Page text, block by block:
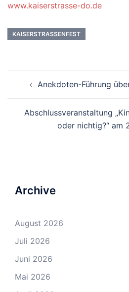
www.kaiserstrasse-do.de
KAISERSTRASSENFEST
Navigation
Anekdoten-Führung
Abschlussveranstaltung
oder nichtig?“ am
Archive
August 2026
Juli 2026
Juni 2026
Mai 2026